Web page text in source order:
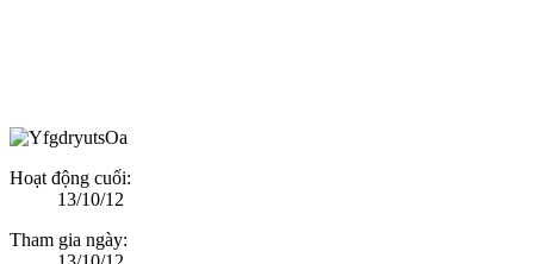
Hoạt động cuối:
13/10/12
Tham gia ngày: